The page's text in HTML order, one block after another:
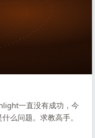
一直没有成功，今
么问题。求教高手。